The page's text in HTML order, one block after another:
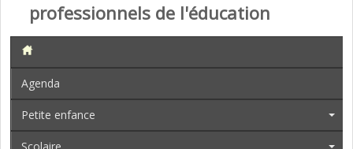
professionnels de l'éducation
Agenda
Petite enfance